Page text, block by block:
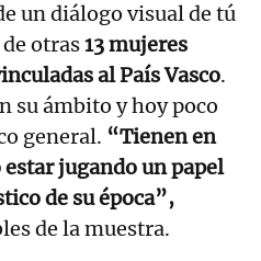
un diálogo visual de tú
otras13 mujeres
al País Vasco.
su ámbito y hoy poco
general. “Tienen en
jugando un papel
de su época”,
de la muestra.